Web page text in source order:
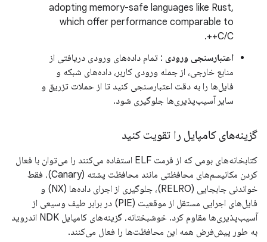
adopting memory-safe languages like Rust,
which offer performance comparable to
C/C++.
اعتبارسنجی ورودی : تمام داده‌های ورودی دریافتی از
منابع خارجی، از جمله ورودی کاربر، داده‌های شبکه و
فایل‌ها را به دقت اعتبارسنجی کنید تا از حملات تزریق و
سایر آسیب‌پذیری‌ها جلوگیری شود.
گزینه‌های کامپایل را تقویت کنید
کتابخانه‌های بومی که از فرمت ELF استفاده می‌کنند را می‌توان با فعال
کردن مکانیسم‌های محافظتی مانند محافظت پشته (Canary)، فقط
خواندنی جابجایی (RELRO)، جلوگیری از اجرای داده‌ها (NX) و
فایل‌های اجرایی مستقل از موقعیت (PIE) در برابر طیف وسیعی از
آسیب‌پذیری‌ها مقاوم کرد. خوشبختانه، گزینه‌های کامپایل NDK اندروید
به طور پیش‌فرض همه این محافظت‌ها را فعال می‌کنند.